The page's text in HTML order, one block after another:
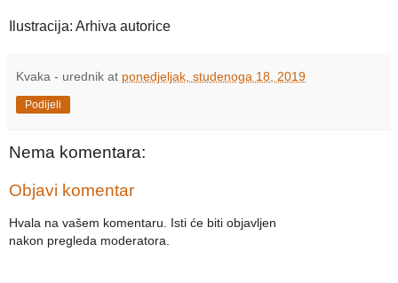
Ilustracija: Arhiva autorice
Kvaka - urednik at ponedjeljak, studenoga 18, 2019
Podijeli
Nema komentara:
Objavi komentar
Hvala na vašem komentaru. Isti će biti objavljen
nakon pregleda moderatora.